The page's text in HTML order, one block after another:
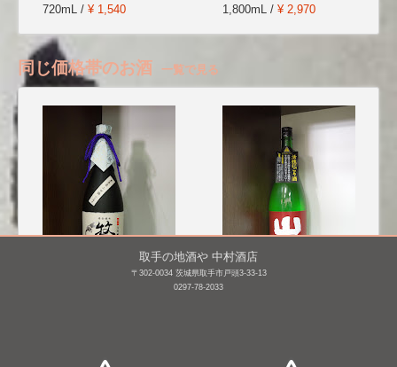
720mL / ¥ 1,540
1,800mL / ¥ 2,970
同じ価格帯のお酒 一覧で見る
山間 純米大吟醸 にごり
取手の地酒や 中村酒店
〒302-0034 茨城県取手市戸頭3-33-13
0297-78-2033